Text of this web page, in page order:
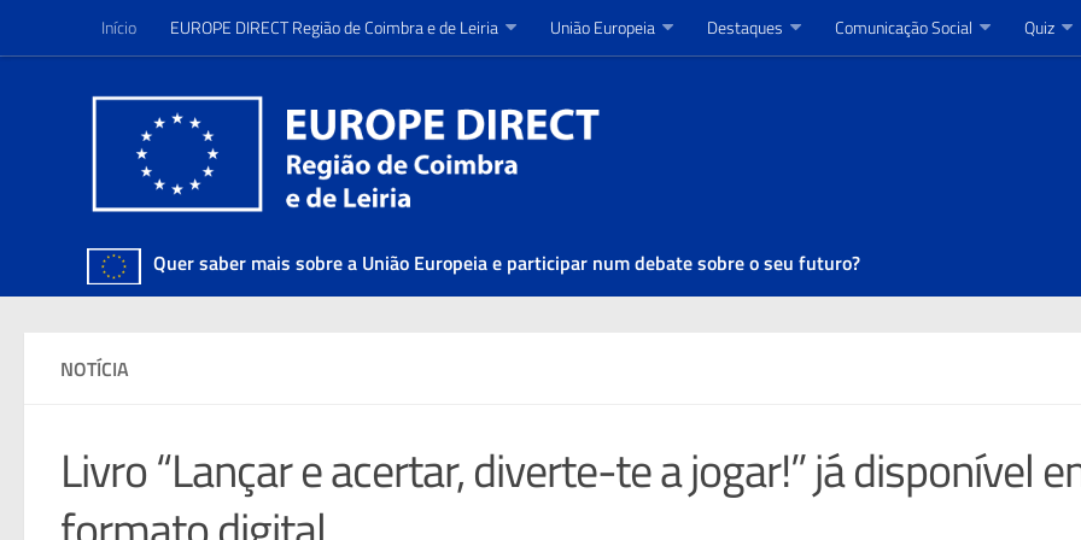
Início EUROPE DIRECT Região de Coimbra e de Leiria União Europeia Destaques Comunicação Social Quiz
Quer saber mais sobre a União Europeia e participar num debate sobre o seu futuro?
NOTÍCIA
Livro “Lançar e acertar, diverte-te a jogar!” já disponível
Início EUROPE DIRECT Região de Coimbra e de Leiria União Europeia Destaques Comunicação Social Quiz